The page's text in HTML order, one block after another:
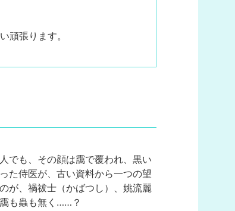
頑張ります。
でも、その顔は靄で覆われ、黒い
た侍医が、古い資料から一つの望
が、禍祓士（かばつし）、姚流麗
も蟲も無く……？